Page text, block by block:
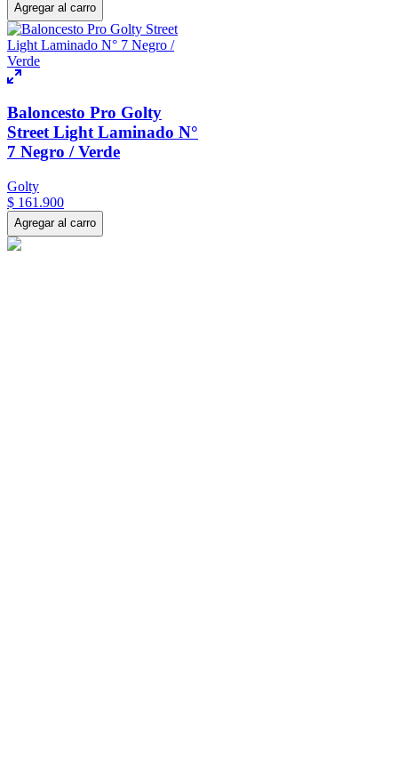
Agregar al carro
Baloncesto Pro Golty
Street Light Laminado N°
7 Negro / Verde
Golty
$ 161 .900
Agregar al carro